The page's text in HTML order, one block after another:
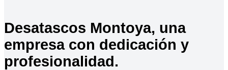
Desatascos Montoya, una
empresa con dedicación y
profesionalidad.